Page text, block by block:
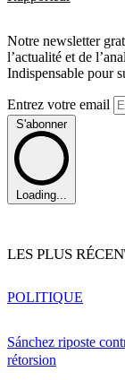
Notre newsletter
l’actualité et de
Indispensable pour
Entrez votre email
S'abonner
Loading...
LES PLUS
Sánchez riposte
rétorsion
POLITIQUE